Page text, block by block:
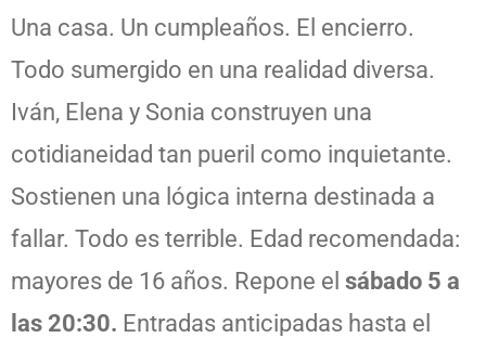
Una casa. Un cumpleaños. El encierro.
Todo sumergido en una realidad diversa.
Iván, Elena y Sonia construyen una
cotidianeidad tan pueril como inquietante.
Sostienen una lógica interna destinada a
fallar. Todo es terrible. Edad recomendada:
mayores de 16 años. Repone el sábado 5 a
las 20:30. Entradas anticipadas hasta el